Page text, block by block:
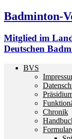
Badminton-
Mitglied im
Deutschen
BVS
Chronik